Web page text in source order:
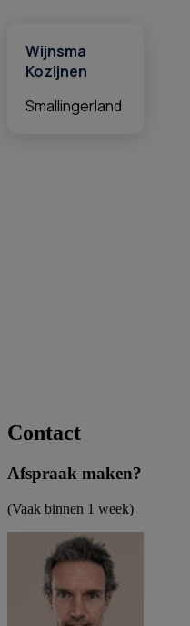
Wijnsma
Kozijnen
Smallingerland
Contact
Afspraak maken?
(Vaak binnen 1 week)